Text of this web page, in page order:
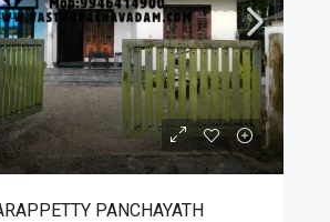
PANCHAYATH